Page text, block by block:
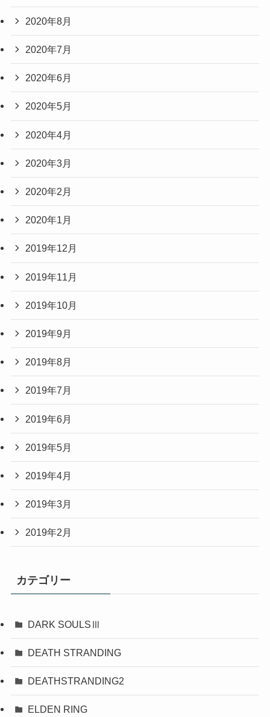
2020年8月
2020年7月
2020年6月
2020年5月
2020年4月
2020年3月
2020年2月
2020年1月
2019年12月
2019年11月
2019年10月
2019年9月
2019年8月
2019年7月
2019年6月
2019年5月
2019年4月
2019年3月
2019年2月
カテゴリー
DARK SOULSⅢ
DEATH STRANDING
DEATHSTRANDING2
ELDEN RING